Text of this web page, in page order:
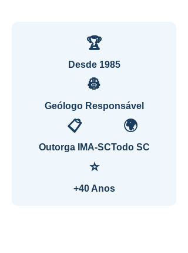
🏆
Desde 1985
👷
Geólogo Responsável
📋
Outorga IMA-SC
🌍
Todo SC
⭐
+40 Anos